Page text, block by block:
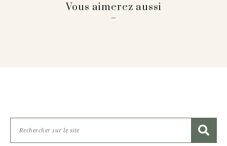
Vous aimerez aussi